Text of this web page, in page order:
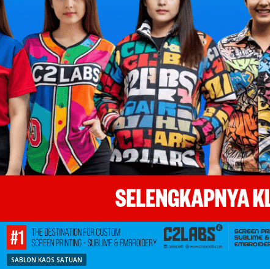
SABLON KAOS SATUAN